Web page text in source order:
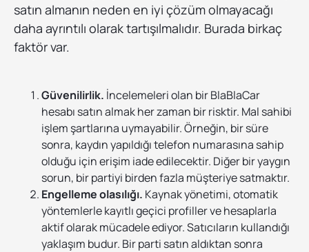
satın almanın neden en iyi çözüm olmayacağı
daha ayrıntılı olarak tartışılmalıdır. Burada birkaç
faktör var.
Güvenilirlik. İncelemeleri olan bir BlaBlaCar
hesabı satın almak her zaman bir risktir. Mal sahibi
işlem şartlarına uymayabilir. Örneğin, bir süre
sonra, kaydın yapıldığı telefon numarasına sahip
olduğu için erişim iade edilecektir. Diğer bir yaygın
sorun, bir partiyi birden fazla müşteriye satmaktır.
Engelleme olasılığı. Kaynak yönetimi, otomatik
yöntemlerle kayıtlı geçici profiller ve hesaplarla
aktif olarak mücadele ediyor. Satıcıların kullandığı
yaklaşım budur. Bir parti satın aldıktan sonra